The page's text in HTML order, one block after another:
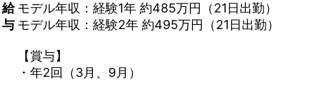
給
与
モデル年収：経験1年 約485万円（21日出勤）
モデル年収：経験2年 約495万円（21日出勤）
【賞与】
・年2回（3月、9月）